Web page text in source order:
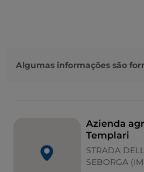
Wi-Fi
Área de fumadores
Algumas informações são
Azienda
Templari
STRADA
SEBORGA